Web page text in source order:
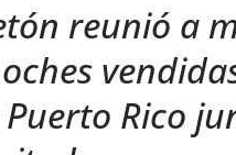
reunió a
Rico